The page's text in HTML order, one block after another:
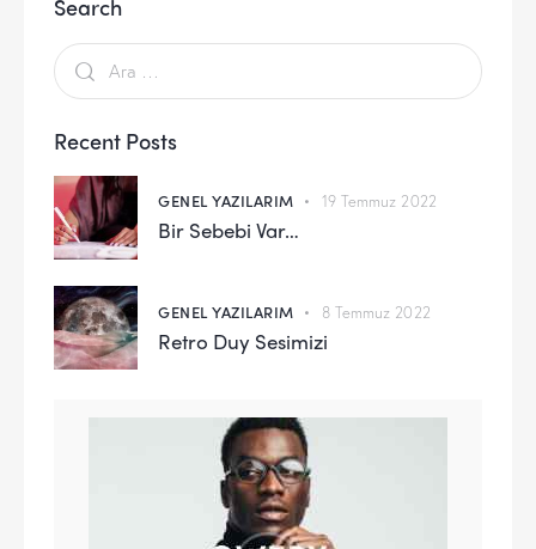
Search
Recent Posts
GENEL YAZILARIM 19 Temmuz 2022
Bir Sebebi Var…
GENEL YAZILARIM 8 Temmuz 2022
Retro Duy Sesimizi